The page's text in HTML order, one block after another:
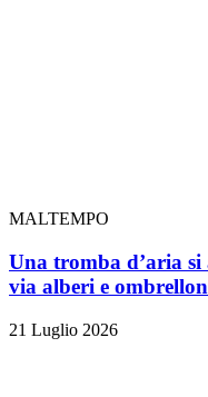
MALTEMPO
Una tromba d’aria si
via alberi e
21 Luglio 2026